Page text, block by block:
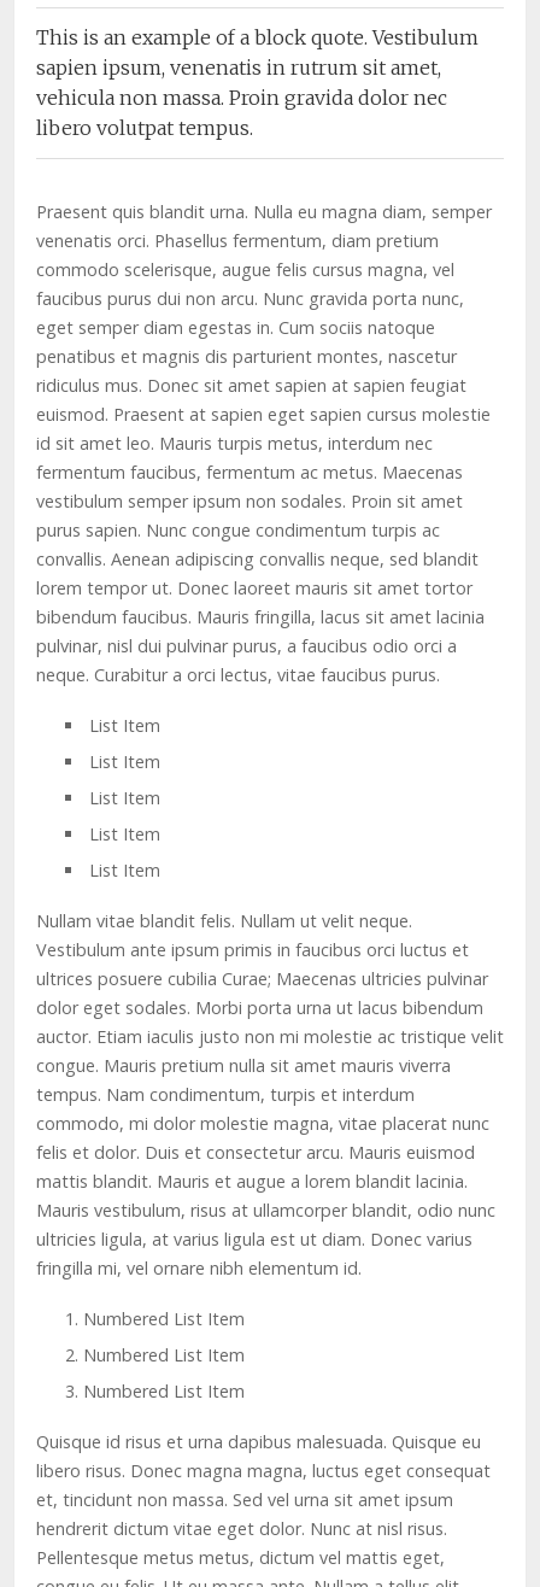
This is an example of a block quote. Vestibulum
sapien ipsum, venenatis in rutrum sit amet,
vehicula non massa. Proin gravida dolor nec
libero volutpat tempus.
Praesent quis blandit urna. Nulla eu magna diam, semper
venenatis orci. Phasellus fermentum, diam pretium
commodo scelerisque, augue felis cursus magna, vel
faucibus purus dui non arcu. Nunc gravida porta nunc,
eget semper diam egestas in. Cum sociis natoque
penatibus et magnis dis parturient montes, nascetur
ridiculus mus. Donec sit amet sapien at sapien feugiat
euismod. Praesent at sapien eget sapien cursus molestie
id sit amet leo. Mauris turpis metus, interdum nec
fermentum faucibus, fermentum ac metus. Maecenas
vestibulum semper ipsum non sodales. Proin sit amet
purus sapien. Nunc congue condimentum turpis ac
convallis. Aenean adipiscing convallis neque, sed blandit
lorem tempor ut. Donec laoreet mauris sit amet tortor
bibendum faucibus. Mauris fringilla, lacus sit amet lacinia
pulvinar, nisl dui pulvinar purus, a faucibus odio orci a
neque. Curabitur a orci lectus, vitae faucibus purus.
List Item
List Item
List Item
List Item
List Item
Nullam vitae blandit felis. Nullam ut velit neque.
Vestibulum ante ipsum primis in faucibus orci luctus et
ultrices posuere cubilia Curae; Maecenas ultricies pulvinar
dolor eget sodales. Morbi porta urna ut lacus bibendum
auctor. Etiam iaculis justo non mi molestie ac tristique velit
congue. Mauris pretium nulla sit amet mauris viverra
tempus. Nam condimentum, turpis et interdum
commodo, mi dolor molestie magna, vitae placerat nunc
felis et dolor. Duis et consectetur arcu. Mauris euismod
mattis blandit. Mauris et augue a lorem blandit lacinia.
Mauris vestibulum, risus at ullamcorper blandit, odio nunc
ultricies ligula, at varius ligula est ut diam. Donec varius
fringilla mi, vel ornare nibh elementum id.
Numbered List Item
Numbered List Item
Numbered List Item
Quisque id risus et urna dapibus malesuada. Quisque eu
libero risus. Donec magna magna, luctus eget consequat
et, tincidunt non massa. Sed vel urna sit amet ipsum
hendrerit dictum vitae eget dolor. Nunc at nisl risus.
Pellentesque metus metus, dictum vel mattis eget,